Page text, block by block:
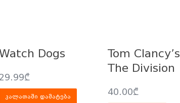
Dogs
29.99₾
კალათაში დამატება
Tom Clancy’s
The Division
40.00₾